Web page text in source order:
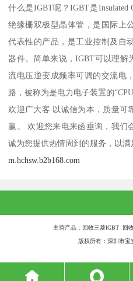
什么是IGBT呢？IGBT是Insulated
绝缘栅双极型晶体管，是国际上
代表性的产品，是工业控制及自
器件。简单来说，IGBT可以理解
流电压逆变成频率可调的交流电
路，被称为是电力电子装置的
欢迎广大客 以诚信为本，质量可
赢。 欢迎您来电来函垂询，我们
诚为您提供热情周到的服务，以满
m.hchsw.b2b168.com
主营产品：回收三菱IGBT 回
版权所有：深圳市宝